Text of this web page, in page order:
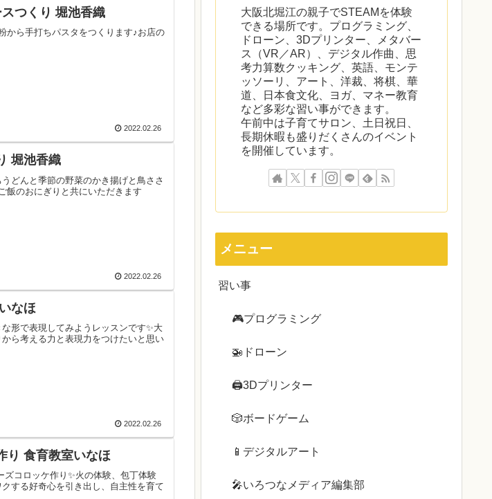
つくり 堀池香織
から手打ちパスタをつくります♪お店の
2022.02.26
堀池香織
どんと季節の野菜のかき揚げと鳥ささ
飯のおにぎりと共にいただきます
2022.02.26
なほ
形で表現してみようレッスンです✨大
ら考える力と表現力をつけたいと思い
2022.02.26
り 食育教室いなほ
コロッケ作り✨火の体験、包丁体験
する好奇心を引き出し、自主性を育て
大阪北堀江の親子でSTEAMを体験
できる場所です。プログラミング、
ドローン、3Dプリンター、メタバー
ス（VR／AR）、デジタル作曲、思
考力算数クッキング、英語、モンテ
ッソーリ、アート、洋裁、将棋、華
道、日本食文化、ヨガ、マネー教育
など多彩な習い事ができます。
午前中は子育てサロン、土日祝日、
長期休暇も盛りだくさんのイベント
を開催しています。
メニュー
習い事
🎮プログラミング
🚁ドローン
🖨3Dプリンター
🎲ボードゲーム
📱デジタルアート
🎤いろつなメディア編集部